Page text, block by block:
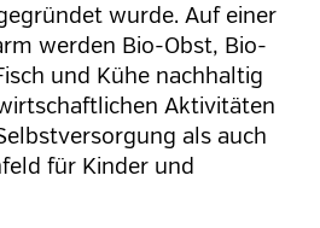
wurde. Auf einer
werden Bio-Obst, Bio-
und Kühe nachhaltig
Aktivitäten
als auch
für Kinder und